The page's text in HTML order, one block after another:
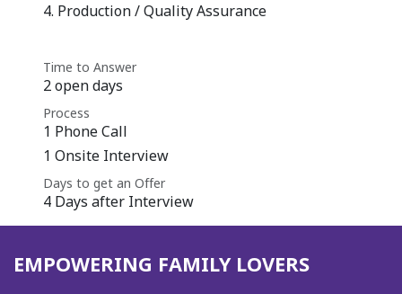
4. Production / Quality Assurance
Time to Answer
2 open days
Process
1 Phone Call
1 Onsite Interview
Days to get an Offer
4 Days after Interview
EMPOWERING FAMILY LOVERS